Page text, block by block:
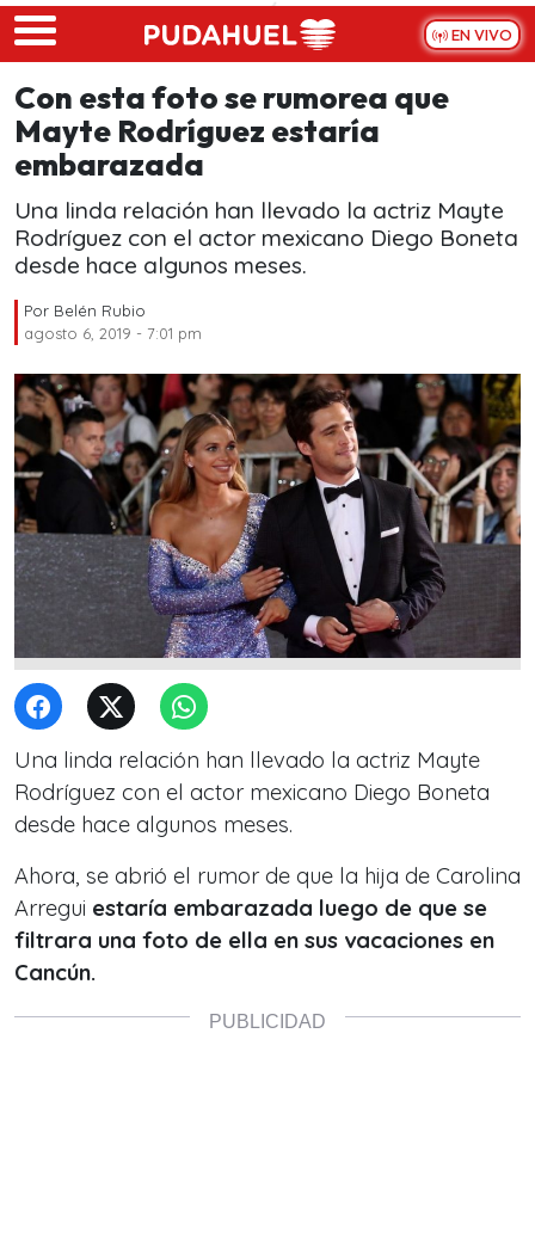
Skip to main content
EN VIVO
Con esta foto se rumorea que
Mayte Rodríguez estaría
embarazada
Una linda relación han llevado la actriz Mayte
Rodríguez con el actor mexicano Diego Boneta
desde hace algunos meses.
Por Belén Rubio
agosto 6, 2019 - 7:01 pm
Una linda relación han llevado la actriz Mayte
Rodríguez con el actor mexicano Diego Boneta
desde hace algunos meses.
Ahora, se abrió el rumor de que la hija de Carolina
Arregui estaría embarazada luego de que se
filtrara una foto de ella en sus vacaciones en
Cancún.